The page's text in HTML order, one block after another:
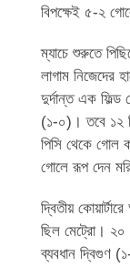
বিপক্ষেই ৫-২
ম্যাচে শুরুতে
লাগাম নিজেদের
দুর্দান্ত এক ফিল্ড
(১-০)। তবে ১২
পিসি থেকে গোল
গোলে রূপ দেন
দ্বিতীয়
ছিল মেট্রো। ২০
ব্যবধান দ্বিগুণ